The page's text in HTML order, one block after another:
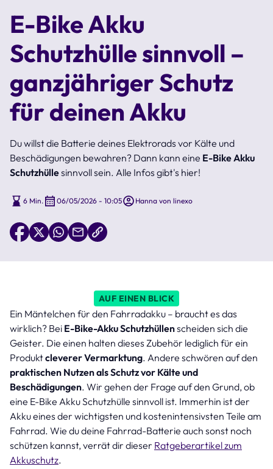
E-Bike Akku
Schutzhülle sinnvoll –
ganzjähriger Schutz
für deinen Akku
Du willst die Batterie deines Elektrorads vor Kälte und
Beschädigungen bewahren? Dann kann eine E-Bike Akku
Schutzhüllesinnvoll sein. Alle Infos gibt's hier!
6 Min. 06/05/2026 - 10:05 Hanna von linexo
AUF EINEN BLICK
Ein Mäntelchen für den Fahrradakku – braucht es das
wirklich? Bei E-Bike-Akku Schutzhüllenscheiden sich die
Geister. Die einen halten dieses Zubehör lediglich für ein
Produktcleverer Vermarktung. Andere schwören auf den
praktischen Nutzen alsSchutz vor Kälteund
Beschädigungen. Wir gehen der Frage auf den Grund, ob
eine E-Bike Akku Schutzhülle sinnvoll ist. Immerhin ist der
Akku eines der wichtigsten und kostenintensivsten Teile am
Fahrrad. Wie du deine Fahrrad-Batterie auch sonst noch
schützen kannst, verrät dir dieser Ratgeberartikel zum
Akkuschutz.